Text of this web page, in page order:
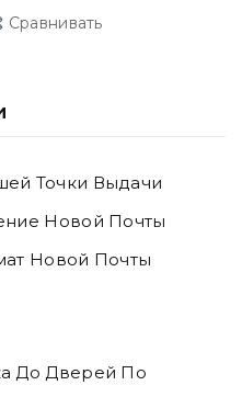
Сравнивать
Точки Выдачи
Новой Почты
Новой Почты
До Дверей По